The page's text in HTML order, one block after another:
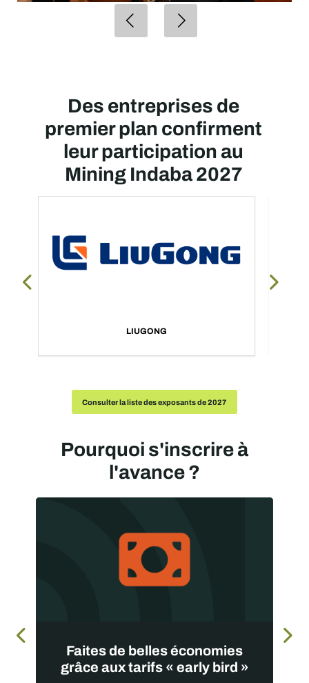
Des entreprises de
premier plan confirment
leur participation au
Mining Indaba 2027
LIUGONG
Consulter la liste des exposants de 2027
Pourquoi s'inscrire à
l'avance ?
Faites de belles économies
grâce aux tarifs « early bird »